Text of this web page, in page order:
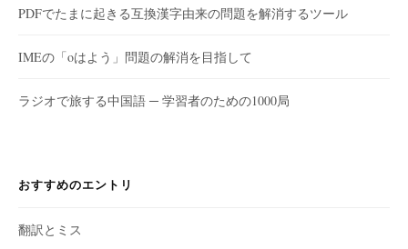
PDFでたまに起きる互換漢字由来の問題を解消するツール
IMEの「oはよう」問題の解消を目指して
ラジオで旅する中国語 ─ 学習者のための1000局
おすすめのエントリ
翻訳とミス